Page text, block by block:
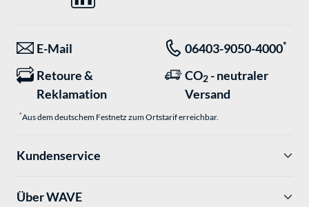
E-Mail 06403-9050-4000*
Retoure &
Reklamation
CO2 - neutraler
Versand
*Aus dem deutschem Festnetz zum Ortstarif erreichbar.
Kundenservice
Über WAVE